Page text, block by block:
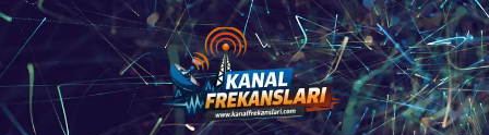
Skip
content